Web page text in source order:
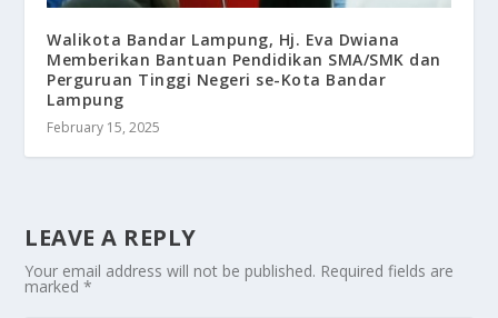
Walikota Bandar Lampung, Hj. Eva Dwiana
Memberikan Bantuan Pendidikan SMA/SMK dan
Perguruan Tinggi Negeri se-Kota Bandar
Lampung
February 15, 2025
LEAVE A REPLY
Your email address will not be published. Required fields are
marked*